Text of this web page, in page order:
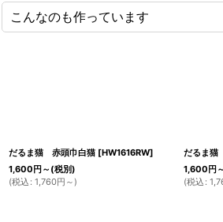
こんなのも作っています
だるま猫 赤頭巾白猫 [HW1616RW]
1,600 円 ～ (税別)
(税込 : 1,760円 ～ )
だるま
1,600 円 ～
(税込 :